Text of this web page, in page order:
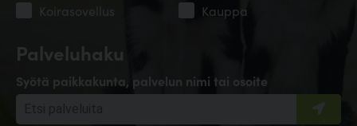
Palveluhaku
Syötä paikkakunta, palvelun nimi tai osoite
Koirasovellus
Kauppa